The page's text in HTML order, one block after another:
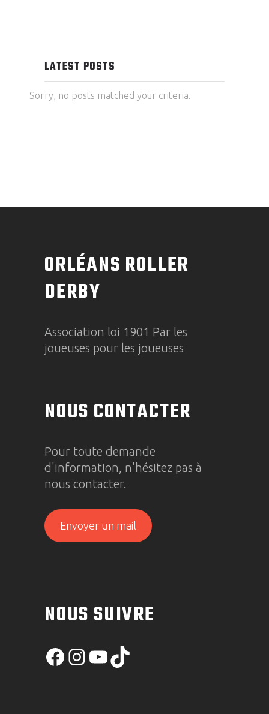
LATEST POSTS
Sorry, no posts matched your criteria.
ORLÉANS ROLLER
DERBY
Association loi 1901 Par les
joueuses pour les joueuses
NOUS CONTACTER
Pour toute demande
d'information, n'hésitez pas à
nous contacter.
Envoyer un mail
NOUS SUIVRE